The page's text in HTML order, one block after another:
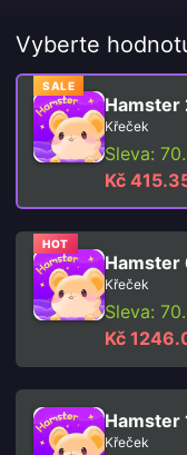
Vyberte
SALE
Křeček
Sleva:
Kč
HOT
Křeček
Sleva:
Kč
Křeček